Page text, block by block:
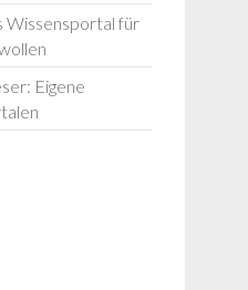
Wissensportal für
Eigene